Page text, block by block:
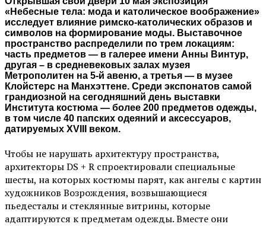
«Небесные тела: мода и католическое воображение»
исследует влияние римско-католических образов и
символов на формирование моды. Выставочное
пространство распределили по трем локациям:
часть предметов — в галерее имени Анны Винтур,
другая – в средневековых залах музея
Метрополитен на 5-й авеню, а третья — в музее
Клойстерс на Манхэттене. Среди экспонатов самой
грандиозной на сегодняшний день выставки
Института костюма — более 200 предметов одежды,
в том числе 40 папских одеяний и аксессуаров,
датируемых XVIII веком.
Чтобы не нарушать архитектуру пространства,
архитекторы DS + R спроектировали специальные
шесты, на которых костюмы парят, как ангелы с картин
художников Возрождения, возвышающиеся
пьедесталы и стеклянные витрины, которые
адаптируются к предметам одежды. Вместе они